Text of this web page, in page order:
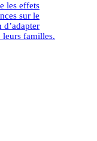
les effets
sur le
leurs familles.